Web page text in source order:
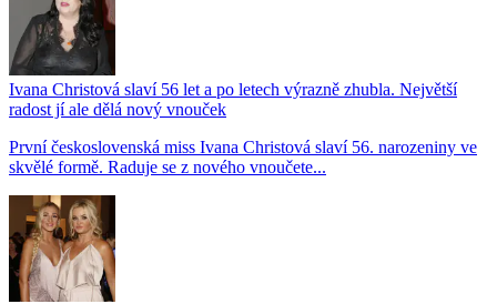
Ivana Christová slaví 56 let a po letech výrazně zhubla. Největší
radost jí ale dělá nový vnouček
První československá miss Ivana Christová slaví 56. narozeniny ve
skvělé formě. Raduje se z nového vnoučete...